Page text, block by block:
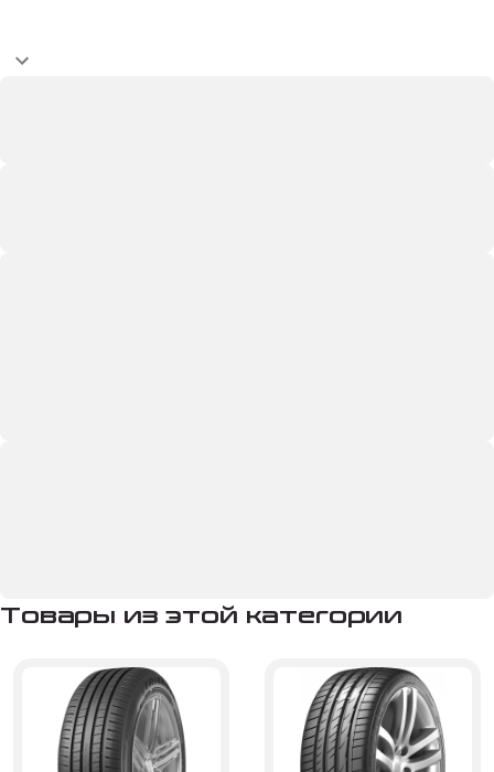
Товары из этой категории